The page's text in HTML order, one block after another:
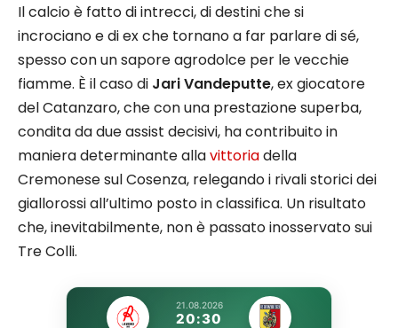
Il calcio è fatto di intrecci, di destini che si
incrociano e di ex che tornano a far parlare di sé,
spesso con un sapore agrodolce per le vecchie
fiamme. È il caso di Jari Vandeputte, ex giocatore
del Catanzaro, che con una prestazione superba,
condita da due assist decisivi, ha contribuito in
maniera determinante allavittoriadella
Cremonese sul Cosenza, relegando i rivali storici dei
giallorossi all’ultimo posto in classifica. Un risultato
che, inevitabilmente, non è passato inosservato sui
Tre Colli.
21.08.2026
20:30